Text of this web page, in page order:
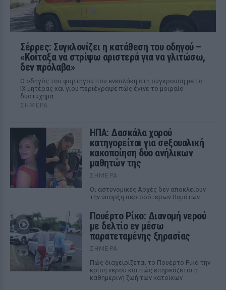
Σέρρες: Συγκλονίζει η κατάθεση του οδηγού –
«Κοίταξα να στρίψω αριστερά για να γλιτώσω,
δεν πρόλαβα»
Ο οδηγός του φορτηγού που ενεπλάκη στη σύγκρουση με το
ΙΧ μητέρας και γιου περιέγραψε πώς έγινε το μοιραίο
δυστύχημα.
ΣΉΜΕΡΑ
ΗΠΑ: Δασκάλα χορού
κατηγορείται για σeξουαλική
κακοποίηση δύο ανήλικων
μαθητών της
ΣΉΜΕΡΑ
Οι αστυνομικές Αρχές δεν αποκλείουν
την ύπαρξη περισσότερων θυμάτων
Πουέρτο Ρίκο: Διανομή νερού
με δελτίο εν μέσω
παρατεταμένης ξηρασίας
ΣΉΜΕΡΑ
Πώς διαχειρίζεται το Πουέρτο Ρίκο την
κρίση νερού και πώς επηρεάζεται η
καθημερινή ζωή των κατοίκων